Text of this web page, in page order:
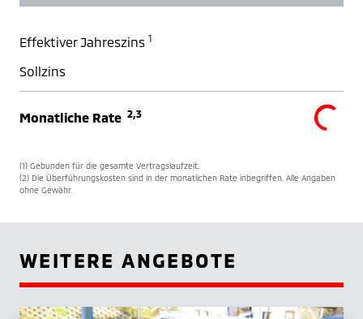
Effektiver Jahreszins 1
Sollzins
Monatliche Rate 2,3
(1) Gebunden für die gesamte Vertragslaufzeit.
(2) Die Überführungskosten sind in der monatlichen Rate inbegriffen. Alle Angaben
ohne Gewähr.
WEITERE ANGEBOTE